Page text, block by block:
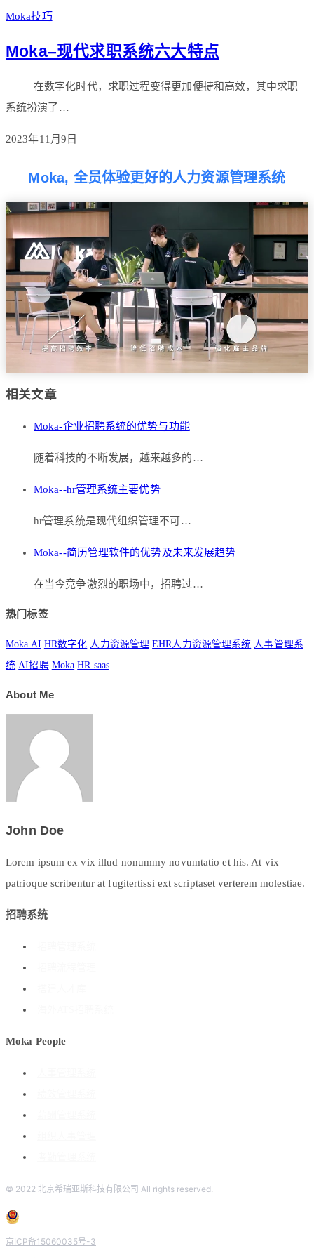
Moka技巧
Moka–现代求职系统六大特点
在数字化时代，求职过程变得更加便捷和高效，其中求职
系统扮演了…
2023年11月9日
Moka, 全员体验更好的人力资源管理系统
相关文章
Moka-企业招聘系统的优势与功能
随着科技的不断发展，越来越多的…
Moka--hr管理系统主要优势
hr管理系统是现代组织管理不可…
Moka--简历管理软件的优势及未来发展趋势
在当今竞争激烈的职场中，招聘过…
热门标签
Moka AI HR数字化 人力资源管理 EHR人力资源管理系统 人事管理系
统 AI招聘 Moka HR saas
About Me
John Doe
Lorem ipsum ex vix illud nonummy novumtatio et his. At vix
patrioque scribentur at fugitertissi ext scriptaset verterem molestiae.
招聘系统
Moka People
© 2022 北京希瑞亚斯科技有限公司 All rights reserved.
京ICP备15060035号-3